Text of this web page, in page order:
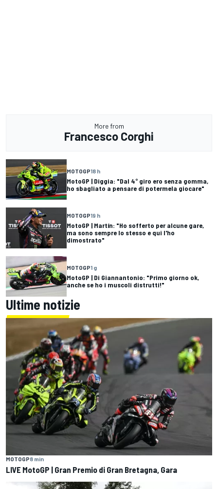
More from
Francesco Corghi
MOTOGP18 h
MotoGP | Diggia: "Dal 4° giro ero senza gomma,
ho sbagliato a pensare di potermela giocare"
MOTOGP19 h
MotoGP | Martín: "Ho sofferto per alcune gare,
ma sono sempre lo stesso e qui l'ho
dimostrato"
MOTOGP1 g
MotoGP | Di Giannantonio: "Primo giorno ok,
anche se ho i muscoli distrutti!"
Ultime notizie
MOTOGP8 min
LIVE MotoGP | Gran Premio di Gran Bretagna, Gara